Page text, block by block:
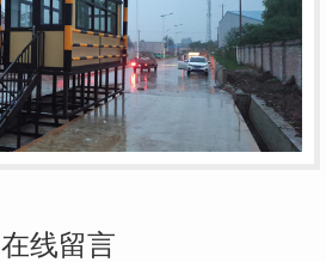
在线留言